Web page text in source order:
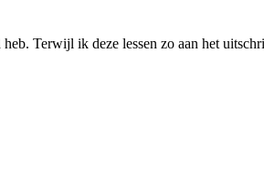
Terwijl ik deze lessen zo aan het